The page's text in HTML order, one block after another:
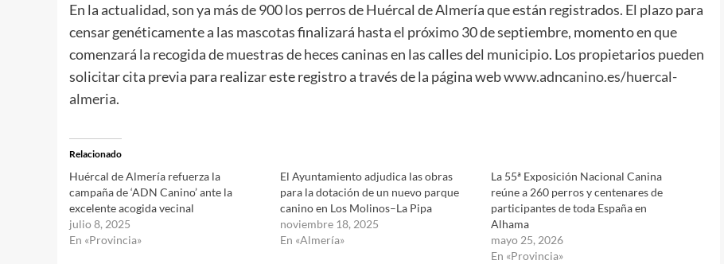
En la actualidad, son ya más de 900 los perros de Huércal de Almería que están registrados. El plazo para
censar genéticamente a las mascotas finalizará hasta el próximo 30 de septiembre, momento en que
comenzará la recogida de muestras de heces caninas en las calles del municipio. Los propietarios pueden
solicitar cita previa para realizar este registro a través de la página webwww.adncanino.es/huercal-
almeria.
Relacionado
Huércal de Almería refuerza la
campaña de ‘ADN Canino’ ante la
excelente acogida vecinal
julio 8, 2025
En «Provincia»
El Ayuntamiento adjudica las obras
para la dotación de un nuevo parque
canino en Los Molinos–La Pipa
noviembre 18, 2025
En «Almería»
La 55ª Exposición Nacional Canina
reúne a 260 perros y centenares de
participantes de toda España en
Alhama
mayo 25, 2026
En «Provincia»